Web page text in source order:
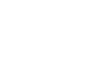
完成个人开发